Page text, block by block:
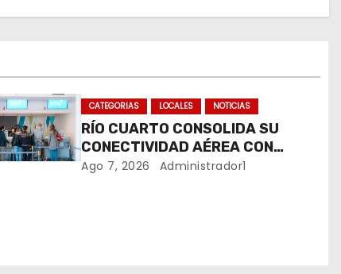
CATEGORIAS LOCALES NOTICIAS
RÍO CUARTO CONSOLIDA SU
CONECTIVIDAD AÉREA CON
CUATRO VUELOS SEMANALES A
Ago 7, 2026 Administrador1